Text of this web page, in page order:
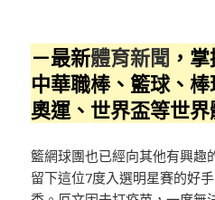
－最新體育新聞 ，
中華職棒、籃球、
奧運、世界盃等世
籃網球團也已經向其他有興趣
留下這位7度入選明星賽的好